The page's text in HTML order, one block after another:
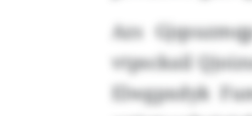
Azs
vtpsckail
Elwgpxdyk